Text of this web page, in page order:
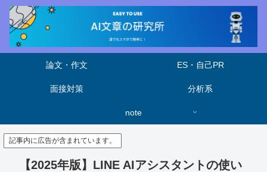
論文・作文 ES・自己PR
面接対策 分析系
note
記事内に広告が含まれています。
【2025年版】LINE AIアシスタントの使い